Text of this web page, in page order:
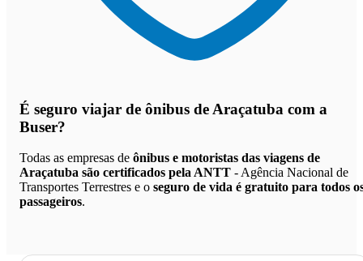
É seguro viajar de ônibus de Araçatuba com a
Buser?
Todas as empresas de ônibus e motoristas das viagens de
Araçatuba são certificados pela ANTT - Agência Nacional de
Transportes Terrestres e o seguro de vida é gratuito para todos
passageiros.